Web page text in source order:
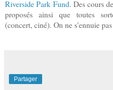
Riverside Park Fund. Des cours
proposés ainsi que toutes
(concert, ciné). On ne s'ennuie
Partager